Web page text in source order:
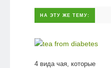
НА ЭТУ ЖЕ ТЕМУ:
4 вида чая, которые